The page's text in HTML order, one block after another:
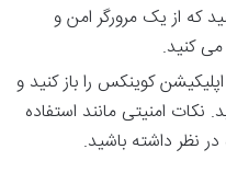
که از یک مرورگر امن و
می کنید.
اپلیکیشن کوینکس را باز کنید و
نکات امنیتی مانند استفاده